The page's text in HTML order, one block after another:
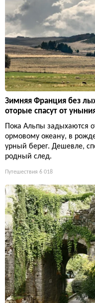
Зимняя Франция без
оторые спасут от
Пока Альпы задыхаются
ормовому океану, в
урный берег. Дешевле,
родный след.
Путешествия 6 018